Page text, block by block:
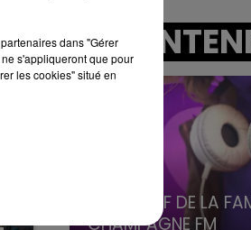
A
LE BEST OF DE LA
CHAMPAGNE FM
dans "Gérer
s'appliqueront que pour
les cookies" situé en